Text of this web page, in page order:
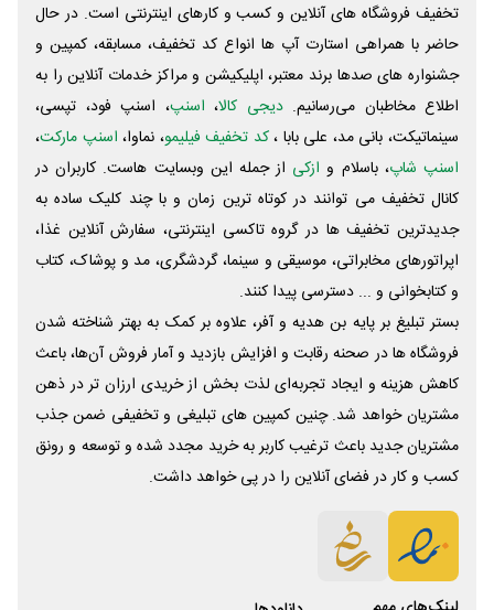
تخفیف فروشگاه های آنلاین و کسب و‌ کارهای اینترنتی است. در حال
حاضر با همراهی استارت آپ ها انواع کد تخفیف، مسابقه، کمپین و
جشنواره های صدها برند معتبر، اپلیکیشن و مراکز خدمات آنلاین را به
اطلاع مخاطبان می‌رسانیم. دیجی کالا، اسنپ، اسنپ فود، تپسی،
سینماتیکت، بانی مد، علی‌ بابا ،کد تخفیف فیلیمو، نماوا، اسنپ مارکت،
اسنپ شاپ، باسلام و ازکی از جمله این وبسایت ‌هاست. کاربران در
کانال تخفیف می توانند در کوتاه ترین زمان و با چند کلیک ساده به
جدیدترین تخفیف ها در گروه تاکسی اینترنتی، سفارش آنلاین غذا،
اپراتورهای مخابراتی، موسیقی و سینما، گردشگری، مد و پوشاک، کتاب
و کتابخوانی و ... دسترسی پیدا کنند.
بستر تبلیغ بر پایه بن هدیه و آفر، علاوه بر کمک به بهتر شناخته شدن
فروشگاه ها در صحنه رقابت و افزایش بازدید و آمار فروش آن‌ها، باعث
کاهش هزینه و ایجاد تجربه‌ای لذت بخش از خریدی ارزان تر در ذهن
مشتریان خواهد شد. چنین کمپین های تبلیغی و تخفیفی ضمن جذب
مشتریان جدید باعث ترغیب کاربر به خرید مجدد شده و توسعه و رونق
کسب و کار در فضای آنلاین را در پی خواهد داشت.